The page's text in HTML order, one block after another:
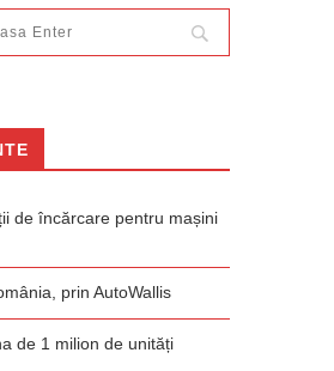
de încărcare pentru mașini
prin AutoWallis
de 1 milion de unități